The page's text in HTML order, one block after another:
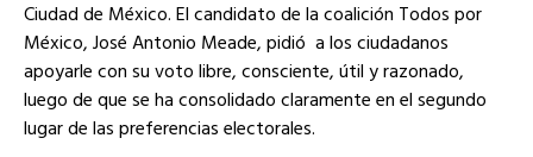
Ciudad de México. El candidato de la coalición Todos por
México, José Antonio Meade, pidió a los ciudadanos
apoyarle con su voto libre, consciente, útil y razonado,
luego de que se ha consolidado claramente en el segundo
lugar de las preferencias electorales.